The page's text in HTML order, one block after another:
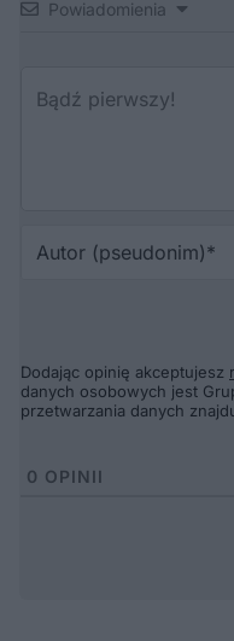
Powiadomienia
Dodając opinię akceptujesz
danych osobowych jest
przetwarzania danych
0 OPINII